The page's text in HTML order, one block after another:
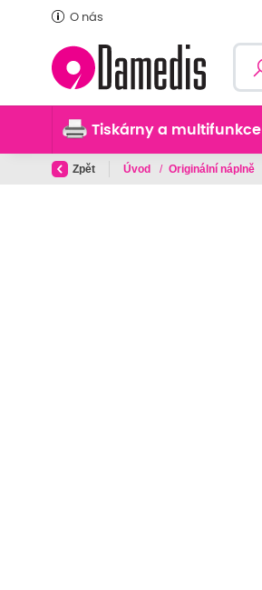
O nás
Tiskárny a multifunkce
Zpět Úvod / Originální náplně